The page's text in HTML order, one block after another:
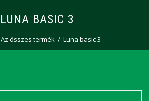
LUNA BASIC 3
Az összes termék Luna basic 3